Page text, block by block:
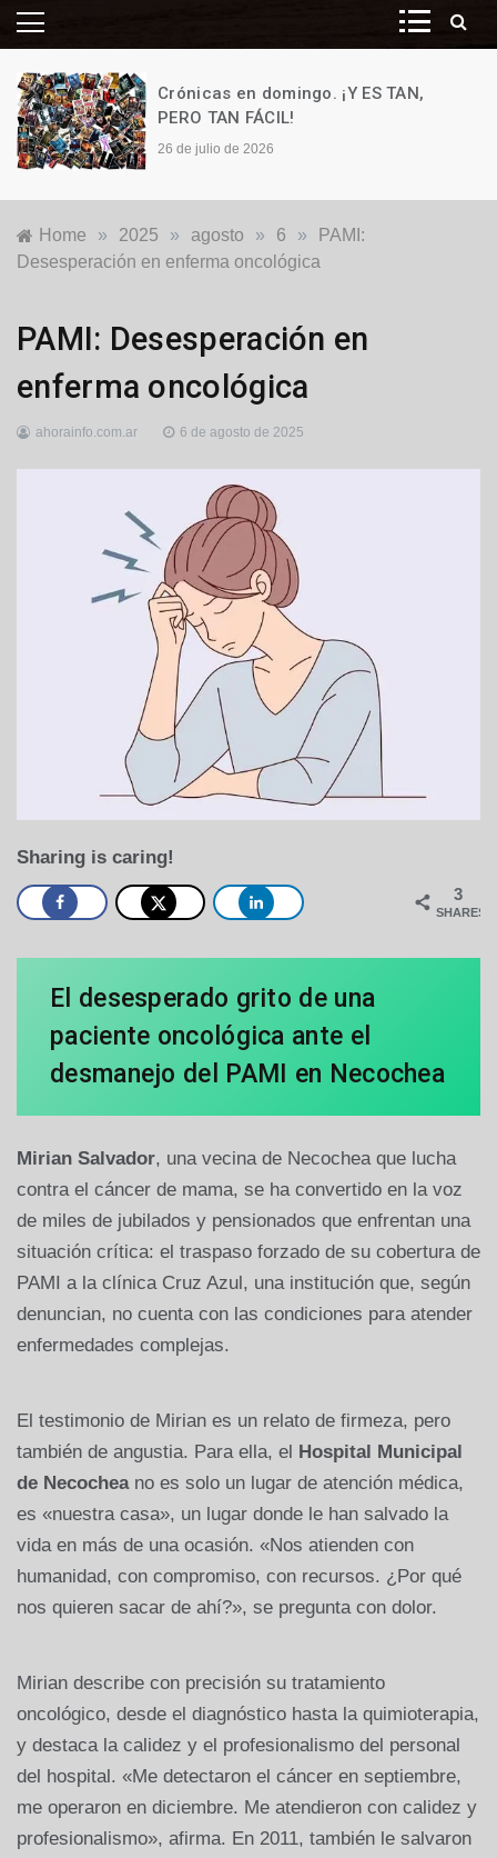
Crónicas en domingo. ¡Y ES TAN,
PERO TAN FÁCIL!
26 de julio de 2026
Home » 2025 » agosto » 6 »
PAMI:
Desesperación en enferma oncológica
Destacadas
Locales ,
Política
PAMI: Desesperación en
enferma oncológica
ahorainfo.com.ar 6 de agosto de 2025
Sharing is caring!
3
SHARES
El desesperado grito de una
paciente oncológica ante el
desmanejo del PAMI en Necochea
Mirian Salvador, una vecina de Necochea que lucha
contra el cáncer de mama, se ha convertido en la voz
de miles de jubilados y pensionados que enfrentan una
situación crítica: el traspaso forzado de su cobertura de
PAMI a la clínica Cruz Azul, una institución que, según
denuncian, no cuenta con las condiciones para atender
enfermedades complejas.
El testimonio de Mirian es un relato de firmeza, pero
también de angustia. Para ella, el
Hospital Municipal
de Necocheano es solo un lugar de atención médica,
es «nuestra casa», un lugar donde le han salvado la
vida en más de una ocasión. «Nos atienden con
humanidad, con compromiso, con recursos. ¿Por qué
nos quieren sacar de ahí?», se pregunta con dolor.
Mirian describe con precisión su tratamiento
oncológico, desde el diagnóstico hasta la quimioterapia,
y destaca la calidez y el profesionalismo del personal
del hospital. «Me detectaron el cáncer en septiembre,
me operaron en diciembre. Me atendieron con calidez y
profesionalismo», afirma. En 2011, también le salvaron